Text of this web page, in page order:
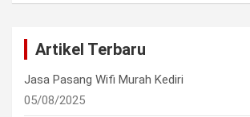
Artikel Terbaru
Jasa Pasang Wifi Murah Kediri
05/08/2025